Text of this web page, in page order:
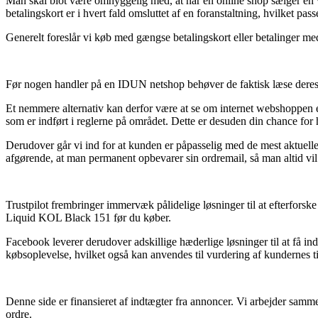
betalingskort er i hvert fald omsluttet af en foranstaltning, hvilket
Generelt foreslår vi køb med gængse betalingskort eller betalinger
Før nogen handler på en IDUN netshop behøver de faktisk læse
Et nemmere alternativ kan derfor være at se om internet
som er indført i reglerne på området. Dette er desuden din chance
Derudover går vi ind for at kunden er påpasselig med de mest
afgørende, at man permanent opbevarer sin ordremail, så man
Trustpilot frembringer immervæk pålidelige løsninger til at
Liquid KOL Black 151 før du køber.
Facebook leverer derudover adskillige hæderlige løsninger til at få
købsoplevelse, hvilket også kan anvendes til vurdering af kundernes
Denne side er finansieret af indtægter fra annoncer. Vi arbejder
ordre.